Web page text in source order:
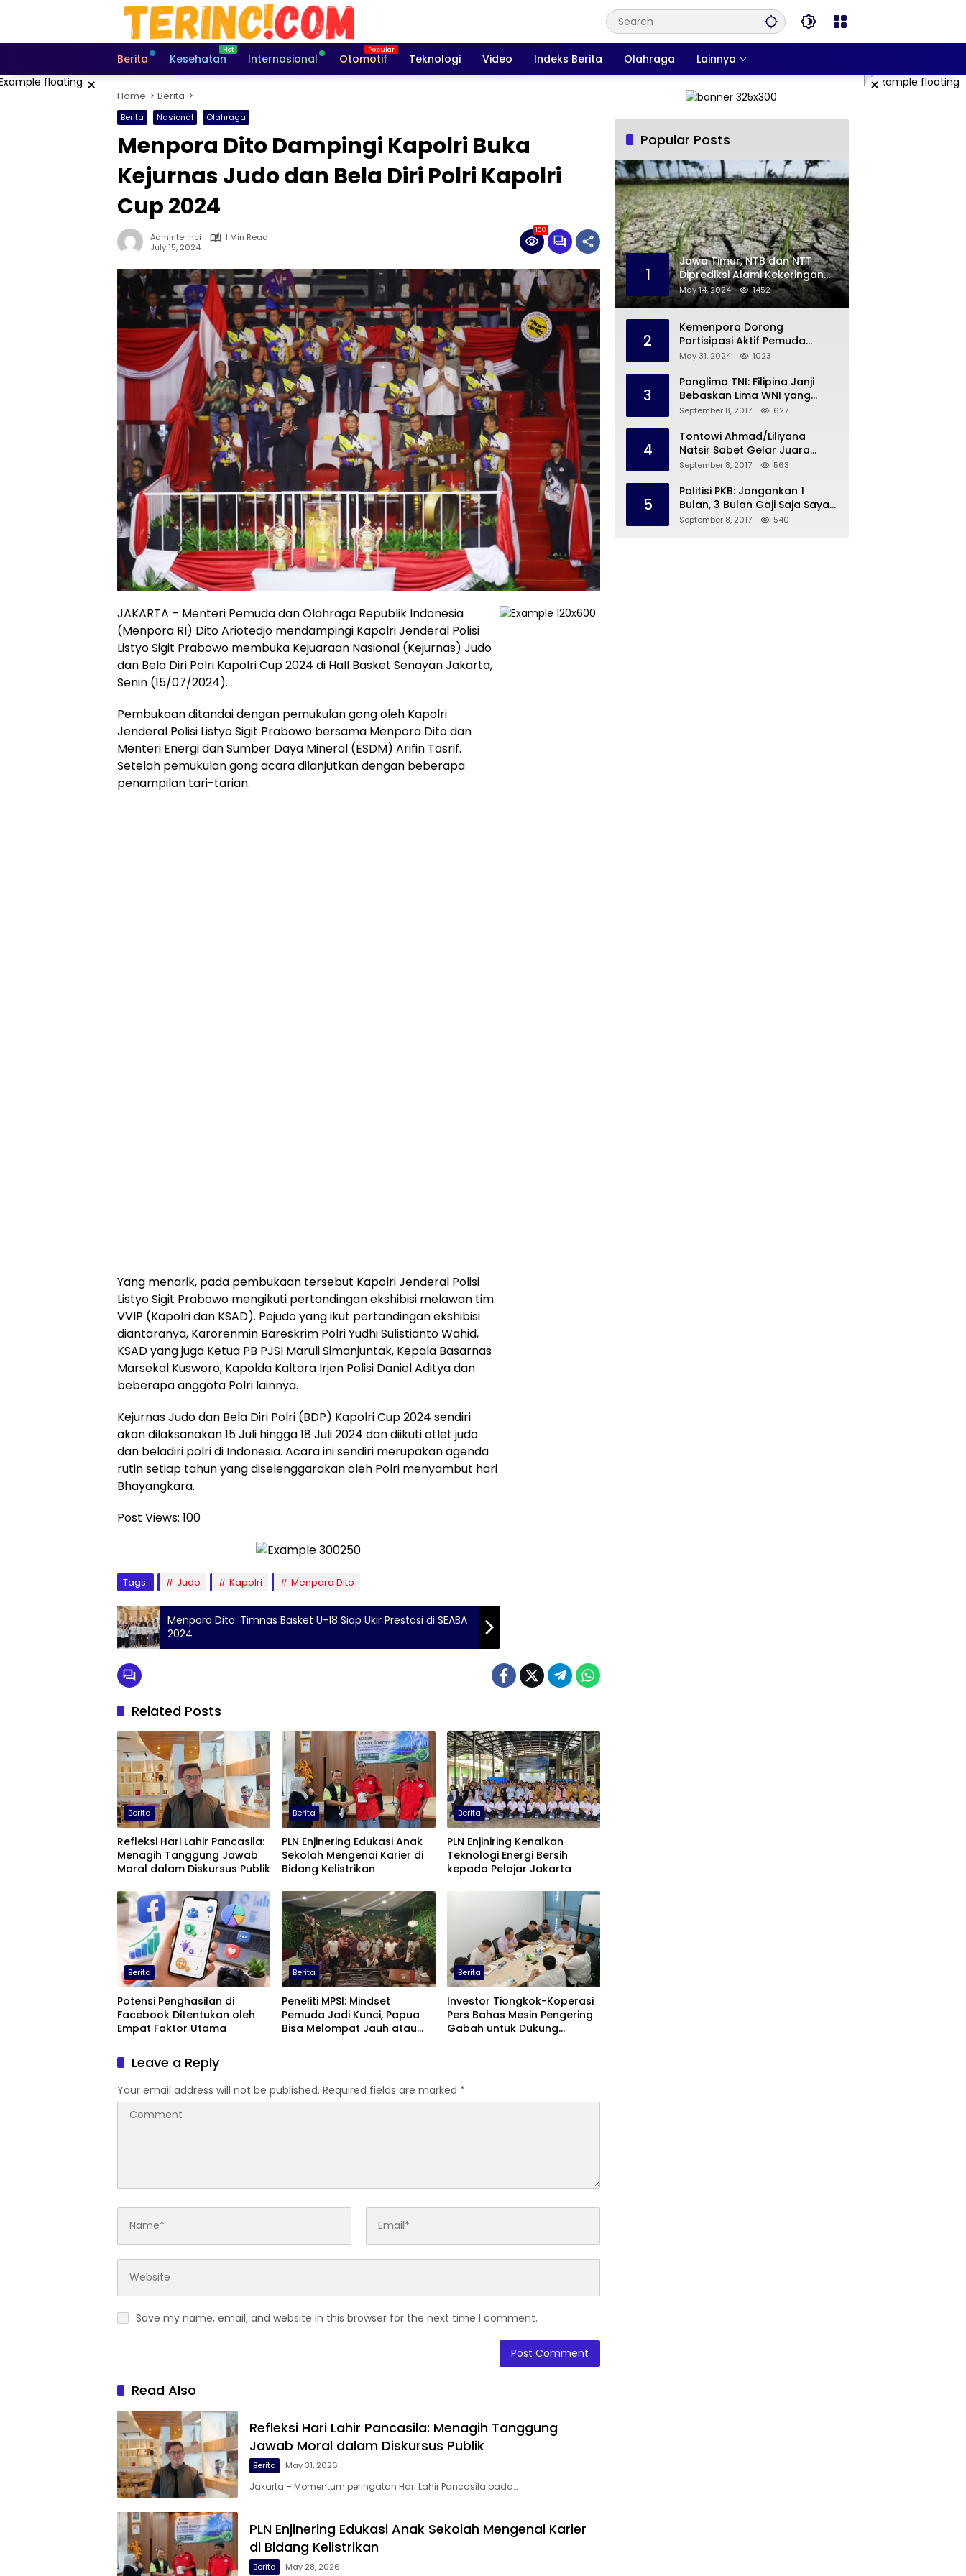
Berita
Kesehatan Internasional Otomotif Teknologi Video Indeks Berita Olahraga Lainnya
× ×
Home Berita
Berita Nasional Olahraga
Menpora Dito Dampingi Kapolri Buka
Kejurnas Judo dan Bela Diri Polri Kapolri
Cup 2024
Adminterinci
1 Min Read
July 15, 2024
100
JAKARTA – Menteri Pemuda dan Olahraga Republik Indonesia
(Menpora RI) Dito Ariotedjo mendampingi Kapolri Jenderal Polisi
Listyo Sigit Prabowo membuka Kejuaraan Nasional (Kejurnas) Judo
dan Bela Diri Polri Kapolri Cup 2024 di Hall Basket Senayan Jakarta,
Senin (15/07/2024).
Pembukaan ditandai dengan pemukulan gong oleh Kapolri
Jenderal Polisi Listyo Sigit Prabowo bersama Menpora Dito dan
Menteri Energi dan Sumber Daya Mineral (ESDM) Arifin Tasrif.
Setelah pemukulan gong acara dilanjutkan dengan beberapa
penampilan tari-tarian.
Yang menarik, pada pembukaan tersebut Kapolri Jenderal Polisi
Listyo Sigit Prabowo mengikuti pertandingan ekshibisi melawan tim
VVIP (Kapolri dan KSAD). Pejudo yang ikut pertandingan ekshibisi
diantaranya, Karorenmin Bareskrim Polri Yudhi Sulistianto Wahid,
KSAD yang juga Ketua PB PJSI Maruli Simanjuntak, Kepala Basarnas
Marsekal Kusworo, Kapolda Kaltara Irjen Polisi Daniel Aditya dan
beberapa anggota Polri lainnya.
Kejurnas Judo dan Bela Diri Polri (BDP) Kapolri Cup 2024 sendiri
akan dilaksanakan 15 Juli hingga 18 Juli 2024 dan diikuti atlet judo
dan beladiri polri di Indonesia. Acara ini sendiri merupakan agenda
rutin setiap tahun yang diselenggarakan oleh Polri menyambut hari
Bhayangkara.
Post Views: 100
Tags: Judo Kapolri Menpora Dito
Menpora Dito: Timnas Basket U-18 Siap Ukir Prestasi di SEABA
2024
Related Posts
Berita
Refleksi Hari Lahir Pancasila:
Menagih Tanggung Jawab
Moral dalam Diskursus Publik
Berita
PLN Enjinering Edukasi Anak
Sekolah Mengenai Karier di
Bidang Kelistrikan
Berita
PLN Enjiniring Kenalkan
Teknologi Energi Bersih
kepada Pelajar Jakarta
Berita
Potensi Penghasilan di
Facebook Ditentukan oleh
Empat Faktor Utama
Berita
Peneliti MPSI: Mindset
Pemuda Jadi Kunci, Papua
Bisa Melompat Jauh atau
Berita
Investor Tiongkok-Koperasi
Pers Bahas Mesin Pengering
Gabah untuk Dukung
Leave a Reply
Your email address will not be published. Required fields are marked *
Save my name, email, and website in this browser for the next time I comment.
Read Also
Refleksi Hari Lahir Pancasila: Menagih Tanggung
Jawab Moral dalam Diskursus Publik
Berita May 31, 2026
Jakarta – Momentum peringatan Hari Lahir Pancasila pada…
PLN Enjinering Edukasi Anak Sekolah Mengenai Karier
di Bidang Kelistrikan
Berita May 28, 2026
Popular Posts
1
Jawa Timur, NTB dan NTT
Diprediksi Alami Kekeringan
Sepanjang Mei
May 14, 2024 1452
2
Kemenpora Dorong
Partisipasi Aktif Pemuda
Melalui Forum Konsultasi
May 31, 2024 1023
3
Panglima TNI: Filipina Janji
Bebaskan Lima WNI yang
Disandera Abu Sayyaf
September 8, 2017 627
4
Tontowi Ahmad/Liliyana
Natsir Sabet Gelar Juara
Dunia Kedua
September 8, 2017 563
5
Politisi PKB: Jangankan 1
Bulan, 3 Bulan Gaji Saja Saya
Siap untuk Rohingya
September 8, 2017 540